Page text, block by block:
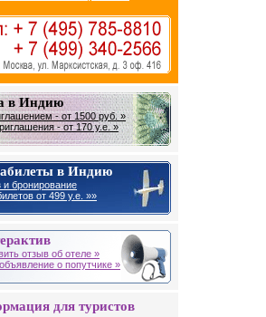
в Индию
- от 1500 руб. »
- от 170 у.е. »
в Индию
и бронирование
от 499 у.е. »»
отзыв об отеле »
о попутчике »
для туристов